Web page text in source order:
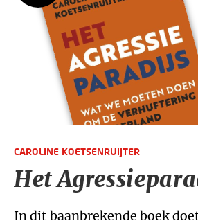
CAROLINE KOETSENRUIJTER
Het
In dit baanbrekende boek